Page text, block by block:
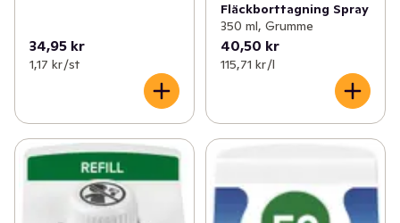
34,95 kr
1,17 kr /st
Fläckborttagning Spray
350 ml, Grumme
40,50 kr
115,71 kr /l